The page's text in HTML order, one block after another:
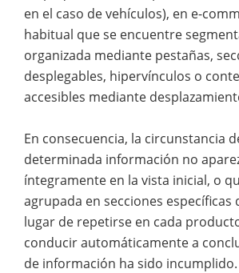
en el caso de vehículos), en e-
habitual que se encuentre
organizada mediante pestañas,
desplegables, hipervínculos o
accesibles mediante
En consecuencia, la circunstancia
determinada información no
íntegramente en la vista inicial, o
agrupada en secciones específicas
lugar de repetirse en cada
conducir automáticamente a
de información ha sido